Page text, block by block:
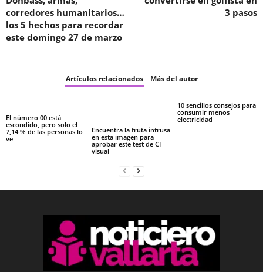
corredores humanitarios…
los 5 hechos para recordar
este domingo 27 de marzo
3 pasos
Artículos relacionados Más del autor
El número 00 está
escondido, pero solo el
7,14 % de las personas lo
ve
Encuentra la fruta intrusa
en esta imagen para
aprobar este test de CI
visual
10 sencillos consejos para
consumir menos
electricidad